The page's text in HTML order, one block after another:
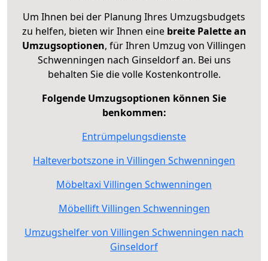
Um Ihnen bei der Planung Ihres Umzugsbudgets
zu helfen, bieten wir Ihnen eine breite Palette an
Umzugsoptionen, für Ihren Umzug von Villingen
Schwenningen nach Ginseldorf an. Bei uns
behalten Sie die volle Kostenkontrolle.
Folgende Umzugsoptionen können Sie
benkommen:
Entrümpelungsdienste
Halteverbotszone in Villingen Schwenningen
Möbeltaxi Villingen Schwenningen
Möbellift Villingen Schwenningen
Umzugshelfer von Villingen Schwenningen nach
Ginseldorf